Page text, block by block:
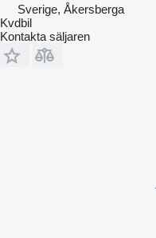
Sverige, Åkersberga
Kvdbil
Kontakta säljaren